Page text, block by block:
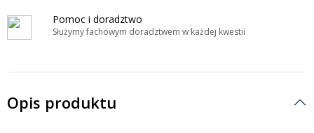
Pomoc i doradztwo
Służymy fachowym doradztwem w każdej kwestii
Opis produktu